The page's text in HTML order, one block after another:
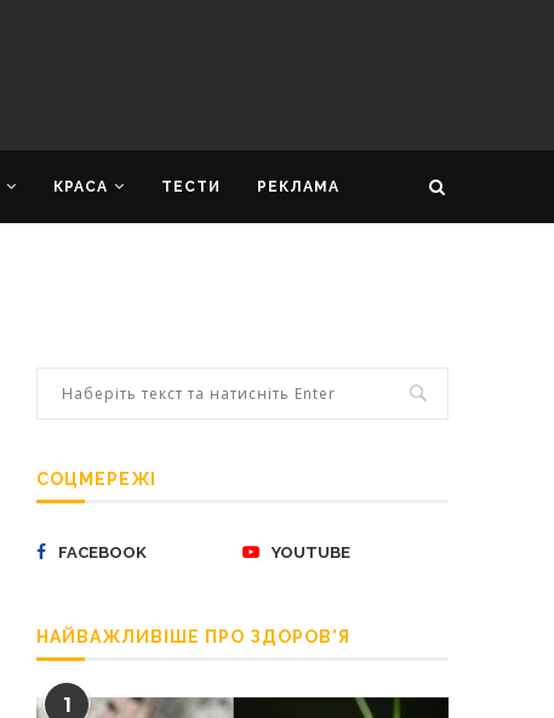
КРАСА ТЕСТИ РЕКЛАМА
СОЦМЕРЕЖІ
FACEBOOK YOUTUBE
НАЙВАЖЛИВІШЕ ПРО ЗДОРОВ’Я
1